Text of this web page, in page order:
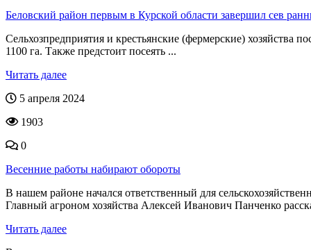
Беловский район первым в Курской области завершил сев
Сельхозпредприятия и крестьянские (фермерские) хозяйства
1100 га. Также предстоит посеять ...
Читать далее
5 апреля 2024
1903
0
Весенние работы набирают обороты
В нашем районе начался ответственный для
Главный агроном хозяйства Алексей Иванович Панченко
Читать далее